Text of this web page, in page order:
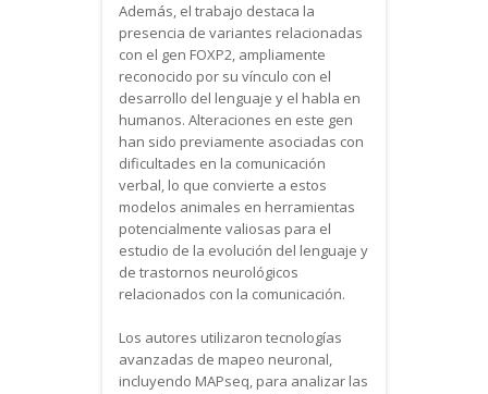
Además, el trabajo destaca la
presencia de variantes relacionadas
con el gen FOXP2, ampliamente
reconocido por su vínculo con el
desarrollo del lenguaje y el habla en
humanos. Alteraciones en este gen
han sido previamente asociadas con
dificultades en la comunicación
verbal, lo que convierte a estos
modelos animales en herramientas
potencialmente valiosas para el
estudio de la evolución del lenguaje y
de trastornos neurológicos
relacionados con la comunicación.
Los autores utilizaron tecnologías
avanzadas de mapeo neuronal,
incluyendo MAPseq, para analizar las